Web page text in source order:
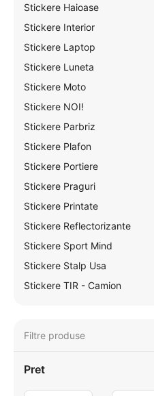
Stickere Haioase
Stickere Interior
Stickere Laptop
Stickere Luneta
Stickere Moto
Stickere NOI!
Stickere Parbriz
Stickere Plafon
Stickere Portiere
Stickere Praguri
Stickere Printate
Stickere Reflectorizante
Stickere Sport Mind
Stickere Stalp Usa
Stickere TIR - Camion
Filtre produse
Pret